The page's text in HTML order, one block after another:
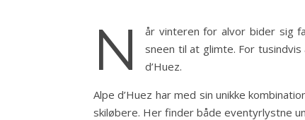
N
år vinteren for alvor bider sig
sneen til at glimte. For
d’Huez.
Alpe d’Huez har med sin unikke
skiløbere. Her finder både eventyrlystne